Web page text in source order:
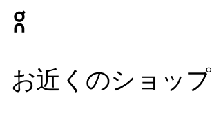
お近くのショップ